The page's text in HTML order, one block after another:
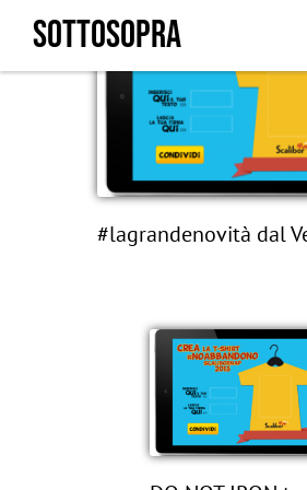
Skip
content
SOTTOSOPRA
#lagrandenovità dal